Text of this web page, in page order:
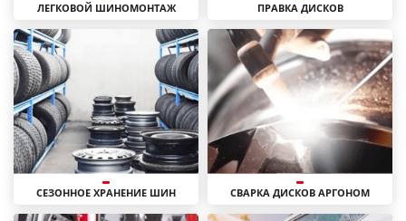
ЛЕГКОВОЙ ШИНОМОНТАЖ ПРАВКА ДИСКОВ
СЕЗОННОЕ ХРАНЕНИЕ ШИН СВАРКА ДИСКОВ АРГОНОМ